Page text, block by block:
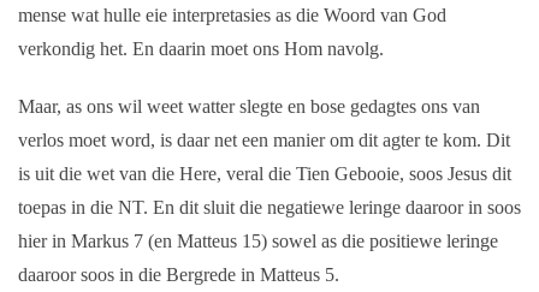
mense wat hulle eie interpretasies as die Woord van God
verkondig het. En daarin moet ons Hom navolg.
Maar, as ons wil weet watter slegte en bose gedagtes ons van
verlos moet word, is daar net een manier om dit agter te kom. Dit
is uit die wet van die Here, veral die Tien Gebooie, soos Jesus dit
toepas in die NT. En dit sluit die negatiewe leringe daaroor in soos
hier in Markus 7 (en Matteus 15) sowel as die positiewe leringe
daaroor soos in die Bergrede in Matteus 5.